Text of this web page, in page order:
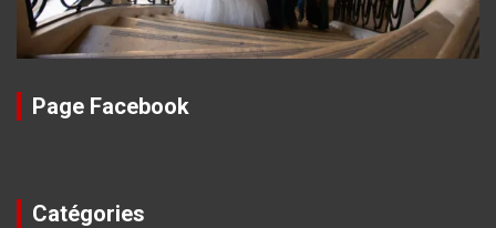
Page Facebook
Catégories